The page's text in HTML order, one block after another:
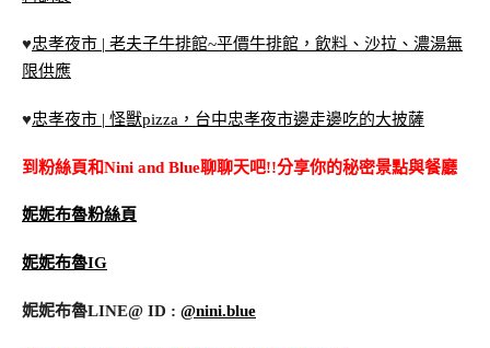
♥忠孝夜市 | 老夫子牛排館~平價牛排館，飲料、沙拉、濃湯無
限供應
♥忠孝夜市 | 怪獸pizza，台中忠孝夜市邊走邊吃的大披薩
到粉絲頁和Nini and Blue聊聊天吧!!分享你的秘密景點與餐廳
妮妮布魯粉絲頁
妮妮布魯IG
妮妮布魯LINE@ ID : @nini.blue